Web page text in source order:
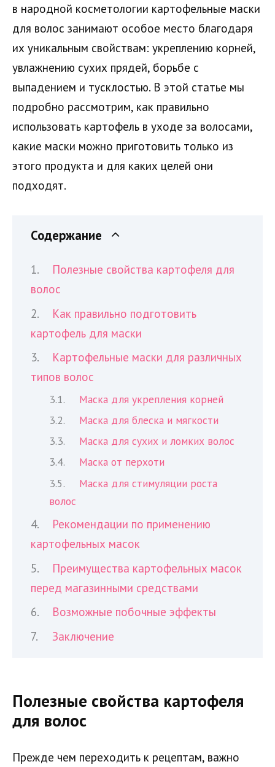
в народной косметологии картофельные маски
для волос занимают особое место благодаря
их уникальным свойствам: укреплению корней,
увлажнению сухих прядей, борьбе с
выпадением и тусклостью. В этой статье мы
подробно рассмотрим, как правильно
использовать картофель в уходе за волосами,
какие маски можно приготовить только из
этого продукта и для каких целей они
подходят.
Содержание
Полезные свойства картофеля для
волос
Как правильно подготовить
картофель для маски
Картофельные маски для различных
типов волос
Маска для укрепления корней
Маска для блеска и мягкости
Маска для сухих и ломких волос
Маска от перхоти
Маска для стимуляции роста
волос
Рекомендации по применению
картофельных масок
Преимущества картофельных масок
перед магазинными средствами
Возможные побочные эффекты
Заключение
Полезные свойства картофеля
для волос
Прежде чем переходить к рецептам, важно